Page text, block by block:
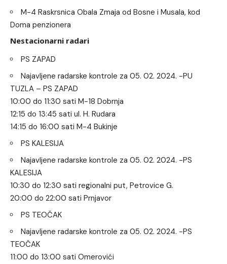
M-4 Raskrsnica Obala Zmaja od Bosne i Musala, kod
Doma penzionera
Nestacionarni radari
PS ZAPAD
Najavljene radarske kontrole za 05. 02. 2024. -PU
TUZLA – PS ZAPAD
10:00 do 11:30 sati M-18 Dobrnja
12:15 do 13:45 sati ul. H. Rudara
14:15 do 16:00 sati M-4 Bukinje
PS KALESIJA
Najavljene radarske kontrole za 05. 02. 2024. -PS
KALESIJA
10:30 do 12:30 sati regionalni put, Petrovice G.
20:00 do 22:00 sati Prnjavor
PS TEOČAK
Najavljene radarske kontrole za 05. 02. 2024. -PS
TEOČAK
11:00 do 13:00 sati Omerovići